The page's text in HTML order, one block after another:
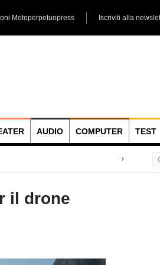
Motoperpetuopress Iscriviti alla
AUDIO COMPUTER TEST
il drone